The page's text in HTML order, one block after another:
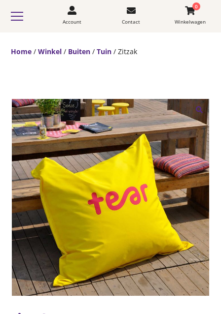
Account Contact
0
Winkelwagen
Home /Winkel / Buiten /Tuin / Zitzak
🔍